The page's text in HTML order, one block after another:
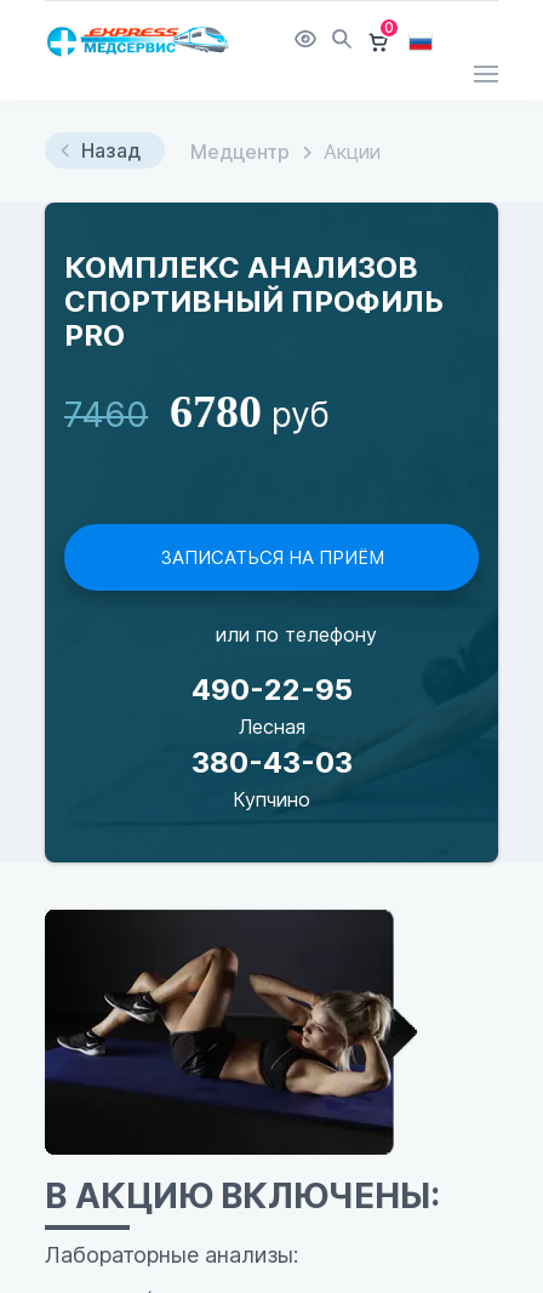
0
Назад Медцентр Акции
КОМПЛЕКС АНАЛИЗОВ
СПОРТИВНЫЙ ПРОФИЛЬ
PRO
7460 6780 руб
ЗАПИСАТЬСЯ НА ПРИЁМ
или по телефону
490-22-95
Лесная
380-43-03
Купчино
В АКЦИЮ ВКЛЮЧЕНЫ:
Лабораторные анализы: